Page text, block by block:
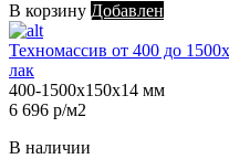
В корзину Добавлен
Техномассив от 400 до
лак
400-1500х150х14 мм
6 696 р/м2
В наличии